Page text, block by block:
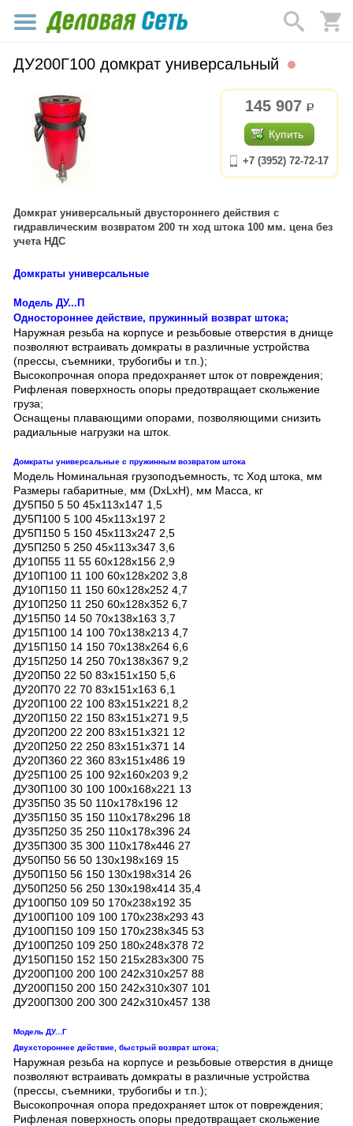
ДУ200Г100 домкрат универсальный
145 907 р.
Купить
+7 (3952) 72-72-17
Домкрат универсальный двустороннего действия с
гидравлическим возвратом 200 тн ход штока 100 мм. цена без
учета НДС
Домкраты универсальные
Модель ДУ...П
Одностороннее действие, пружинный возврат штока;
Наружная резьба на корпусе и резьбовые отверстия в днище
позволяют встраивать домкраты в различные устройства
(прессы, съемники, трубогибы и т.п.);
Высокопрочная опора предохраняет шток от повреждения;
Рифленая поверхность опоры предотвращает скольжение
груза;
Оснащены плавающими опорами, позволяющими снизить
радиальные нагрузки на шток.
Домкраты универсальные с пружинным возвратом штока
Модель Номинальная грузоподъемность, тс Ход штока, мм
Размеры габаритные, мм (DxLxH), мм Масса, кг
ДУ5П50 5 50 45x113x147 1,5
ДУ5П100 5 100 45x113x197 2
ДУ5П150 5 150 45x113x247 2,5
ДУ5П250 5 250 45x113x347 3,6
ДУ10П55 11 55 60х128х156 2,9
ДУ10П100 11 100 60х128х202 3,8
ДУ10П150 11 150 60х128х252 4,7
ДУ10П250 11 250 60х128х352 6,7
ДУ15П50 14 50 70х138х163 3,7
ДУ15П100 14 100 70х138х213 4,7
ДУ15П150 14 150 70х138х264 6,6
ДУ15П250 14 250 70х138х367 9,2
ДУ20П50 22 50 83х151х150 5,6
ДУ20П70 22 70 83х151х163 6,1
ДУ20П100 22 100 83х151х221 8,2
ДУ20П150 22 150 83х151х271 9,5
ДУ20П200 22 200 83х151х321 12
ДУ20П250 22 250 83х151х371 14
ДУ20П360 22 360 83х151х486 19
ДУ25П100 25 100 92х160х203 9,2
ДУ30П100 30 100 100х168х221 13
ДУ35П50 35 50 110х178х196 12
ДУ35П150 35 150 110х178х296 18
ДУ35П250 35 250 110х178х396 24
ДУ35П300 35 300 110х178х446 27
ДУ50П50 56 50 130х198х169 15
ДУ50П150 56 150 130х198х314 26
ДУ50П250 56 250 130х198х414 35,4
ДУ100П50 109 50 170х238х192 35
ДУ100П100 109 100 170х238х293 43
ДУ100П150 109 150 170х238х345 53
ДУ100П250 109 250 180х248х378 72
ДУ150П150 152 150 215х283х300 75
ДУ200П100 200 100 242х310х257 88
ДУ200П150 200 150 242х310х307 101
ДУ200П300 200 300 242х310х457 138
Модель ДУ...Г
Двухстороннее действие, быстрый возврат штока;
Наружная резьба на корпусе и резьбовые отверстия в днище
позволяют встраивать домкраты в различные устройства
(прессы, съемники, трубогибы и т.п.);
Высокопрочная опора предохраняет шток от повреждения;
Рифленая поверхность опоры предотвращает скольжение